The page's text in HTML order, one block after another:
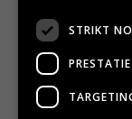
Bezorgen en
Algemene
Privacy Policy
Privacy statement
STRIKT
PRESTATIE